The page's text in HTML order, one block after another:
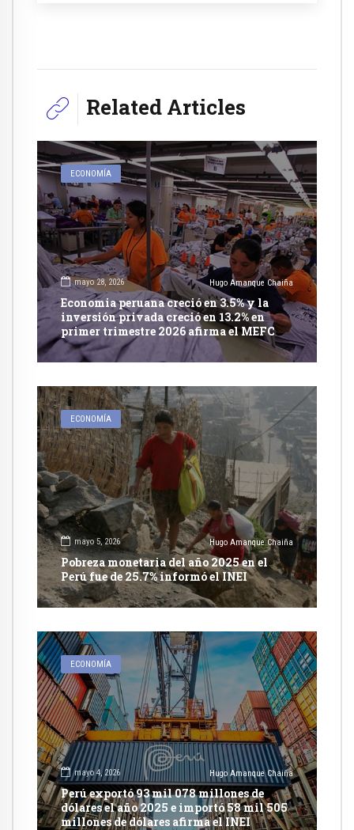
Related Articles
ECONOMÍA
mayo 28, 2026 Hugo Amanque Chaiña
Economia peruana creció en 3.5% y la
inversión privada creció en 13.2% en
primer trimestre 2026 afirma el MEFC
ECONOMÍA
mayo 5, 2026 Hugo Amanque Chaiña
Pobreza monetaria del año 2025 en el
Perú fue de 25.7% informó el INEI
ECONOMÍA
mayo 4, 2026 Hugo Amanque Chaiña
Perú exportó 93 mil 078 millones de
dólares el año 2025 e importó 58 mil 505
millones de dólares afirma el INEI